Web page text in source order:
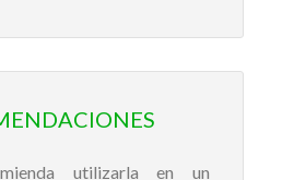
utilizarla en un